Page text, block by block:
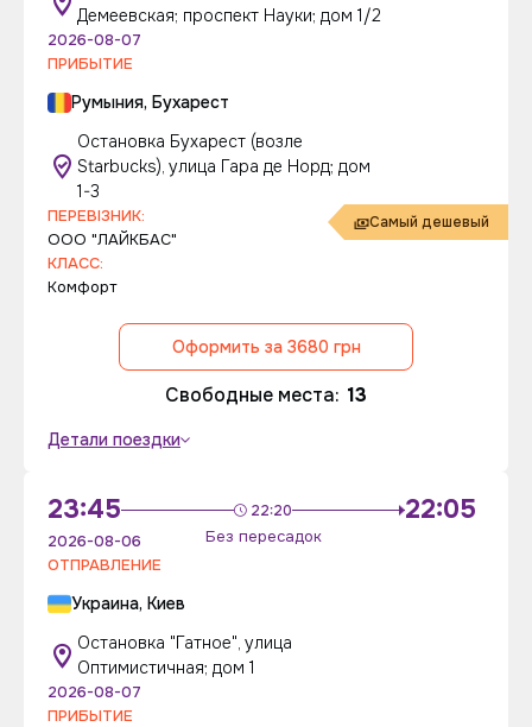
Демеевская; проспект Науки; дом 1/2
2026-08-07
ПРИБЫТИЕ
Румыния, Бухарест
Остановка Бухарест (возле
Starbucks), улица Гара де Норд; дом
1-3
Самый дешевый
ПЕРЕВІЗНИК:
ООО "ЛАЙКБАС"
КЛАСС:
Комфорт
Оформить за 3680 грн
Свободные места: 13
Детали поездки
23:45 22:20
Без пересадок
22:05
2026-08-06
ОТПРАВЛЕНИЕ
Украина, Киев
Остановка "Гатное", улица
Оптимистичная; дом 1
2026-08-07
ПРИБЫТИЕ